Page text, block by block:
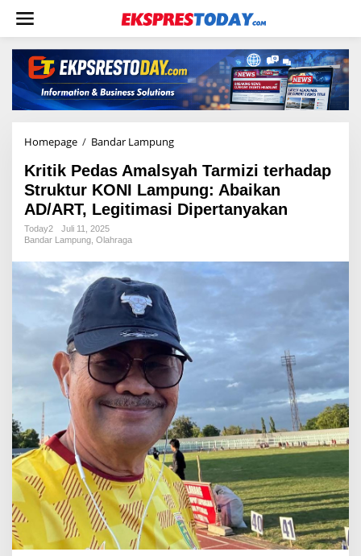
w
Homepage / Bandar Lampung
i
t
i
k
m
a
l
s
y
a
h
T
a
r
m
i
z
i
t
e
r
Kritik Pedas Amalsyah Tarmizi terhadap
Struktur KONI Lampung: Abaikan
AD/ART, Legitimasi Dipertanyakan
Today2
Juli 11, 2025
Bandar Lampung, Olahraga